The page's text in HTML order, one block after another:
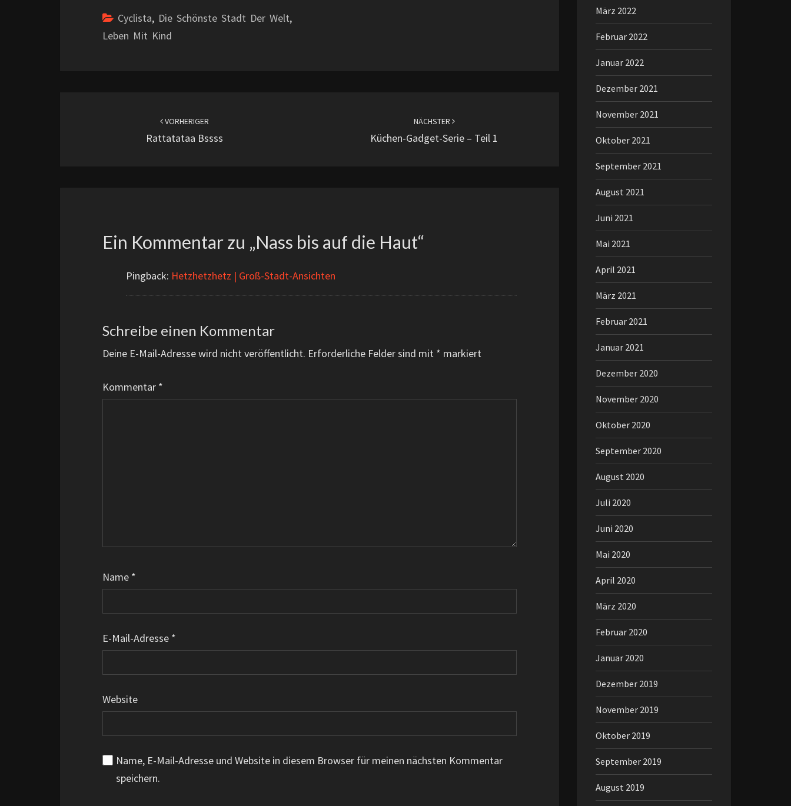
Cyclista, Die Schönste Stadt Der Welt,
Leben Mit Kind
VORHERIGER
Rattatataa Bssss
NÄCHSTER
Küchen-Gadget-Serie – Teil 1
Ein Kommentar zu „Nass bis auf die Haut“
Pingback: Hetzhetzhetz | Groß-Stadt-Ansichten
Schreibe einen Kommentar
Deine E-Mail-Adresse wird nicht veröffentlicht. Erforderliche Felder sind mit * markiert
Kommentar *
Name *
E-Mail-Adresse *
Website
Name, E-Mail-Adresse und Website in diesem Browser für meinen nächsten Kommentar
speichern.
März 2022
Februar 2022
Januar 2022
Dezember 2021
November 2021
Oktober 2021
September 2021
August 2021
Juni 2021
Mai 2021
April 2021
März 2021
Februar 2021
Januar 2021
Dezember 2020
November 2020
Oktober 2020
September 2020
August 2020
Juli 2020
Juni 2020
Mai 2020
April 2020
März 2020
Februar 2020
Januar 2020
Dezember 2019
November 2019
Oktober 2019
September 2019
August 2019